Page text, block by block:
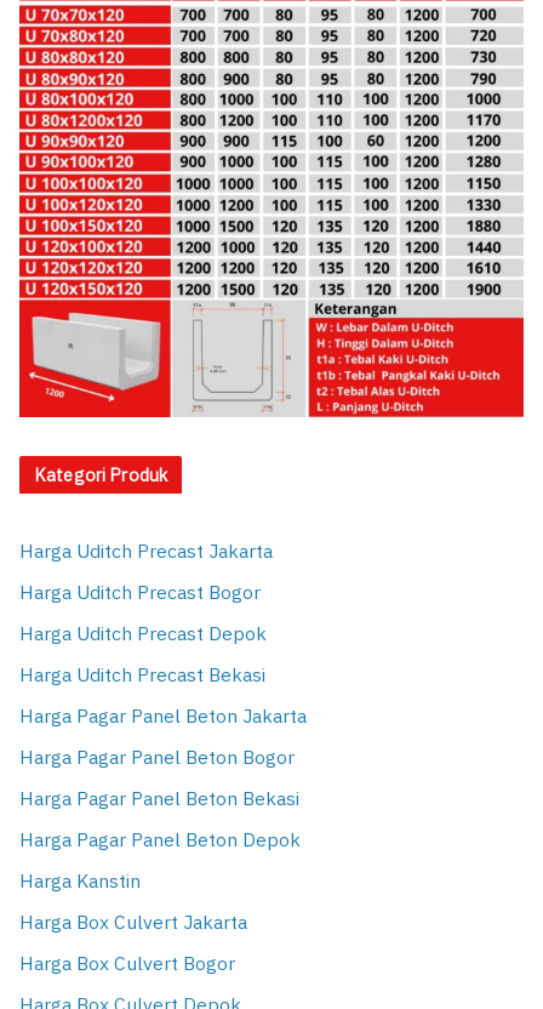
Kategori Produk
Harga Uditch Precast Jakarta
Harga Uditch Precast Bogor
Harga Uditch Precast Depok
Harga Uditch Precast Bekasi
Harga Pagar Panel Beton Jakarta
Harga Pagar Panel Beton Bogor
Harga Pagar Panel Beton Bekasi
Harga Pagar Panel Beton Depok
Harga Kanstin
Harga Box Culvert Jakarta
Harga Box Culvert Bogor